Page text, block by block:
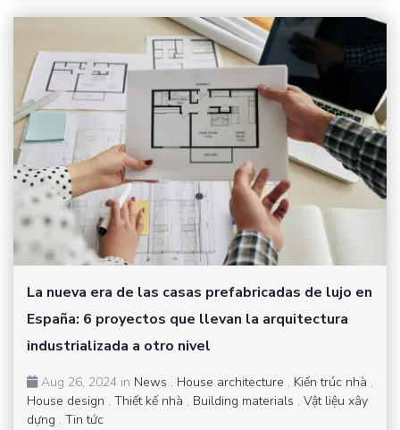
La nueva era de las casas prefabricadas de lujo en
España: 6 proyectos que llevan la arquitectura
industrializada a otro nivel
Aug 26, 2024 in News , House architecture , Kiến trúc nhà ,
House design , Thiết kế nhà , Building materials , Vật liệu xây
dựng , Tin tức